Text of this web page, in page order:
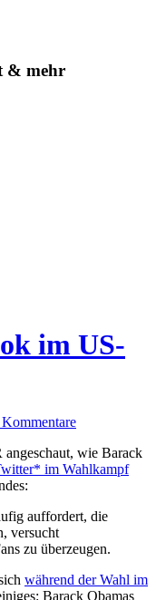
& mehr
im US-
wie Barack
im Wahlkampf
auffordert, die
versucht
zu überzeugen.
während der Wahl im
Barack Obamas